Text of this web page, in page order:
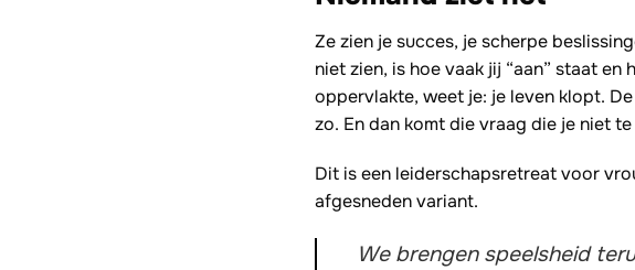
Ze zien je succes, je scherpe
niet zien, is hoe vaak jij “aan” staat
oppervlakte, weet je: je leven klopt.
zo. En dan komt die vraag die je niet
Dit is een leiderschapsretreat voor
afgesneden variant.
We brengen speelsheid